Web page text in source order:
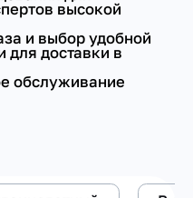
высокой
и выбор удобной
для доставки в
обслуживание